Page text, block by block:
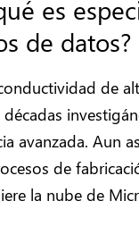
es
de datos?
de
décadas
avanzada. Aun
de
la nube de